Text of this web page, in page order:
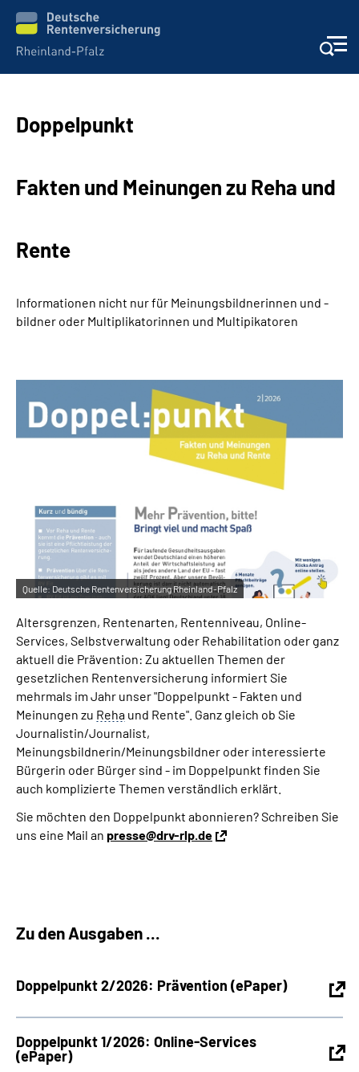
Online-Services
Karriere
Über uns
Leichte Sprache
Mein Kundenportal
Doppelpunkt­
Fakten und Meinungen zu Reha und
Rente
Informationen nicht nur für Meinungsbildnerinnen und -
bildner oder Multiplikatorinnen und Multipikatoren
Quelle: Deutsche Rentenversicherung Rheinland-Pfalz
Altersgrenzen, Rentenarten, Rentenniveau, Online-
Services, Selbstverwaltung oder Rehabilitation oder ganz
aktuell die Prävention: Zu aktuellen Themen der
gesetzlichen Rentenversicherung informiert Sie
mehrmals im Jahr unser "Doppelpunkt - Fakten und
Meinungen zu Reha und Rente". Ganz gleich ob Sie
Journalistin/Journalist,
Meinungsbildnerin/Meinungsbildner oder interessierte
Bürgerin oder Bürger sind - im Doppelpunkt finden Sie
auch komplizierte Themen verständlich erklärt.
Sie möchten den Doppelpunkt abonnieren? Schreiben Sie
uns eine Mail an presse@drv-rlp.de
Zu den Ausgaben ...
Doppelpunkt 2/2026: Prävention (ePaper)
Doppelpunkt 1/2026: Online-Services
(ePaper)